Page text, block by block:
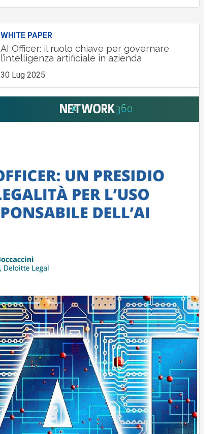
WHITE PAPER
AI Officer: il ruolo chiave per governare
l’intelligenza artificiale in azienda
30 Lug 2025